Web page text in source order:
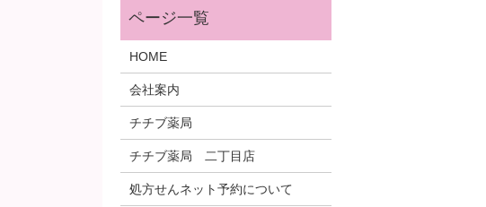
HOME
会社案内
チチブ薬局
チチブ薬局 二丁目店
処方せんネット予約について